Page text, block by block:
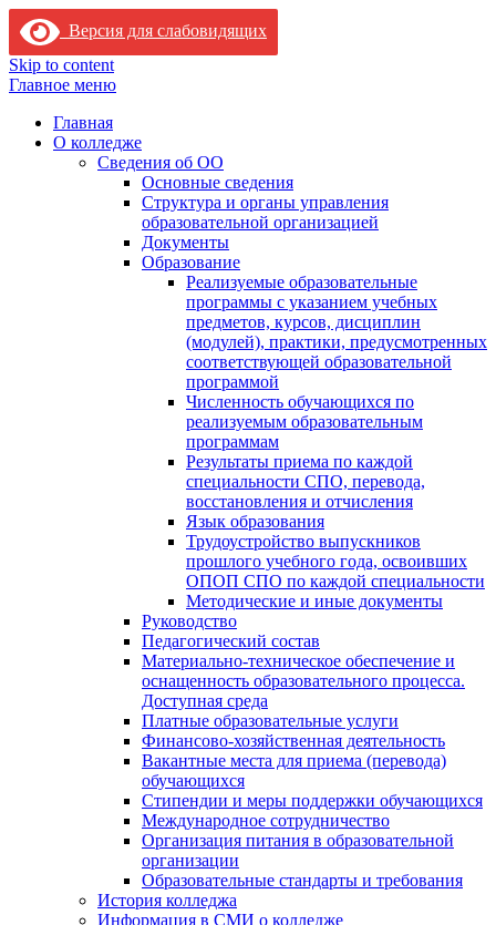
Версия для слабовидящих
Skip to content
Главное меню
Главная
О колледже
Сведения об ОО
Основные сведения
Структура и органы управления
образовательной организацией
Документы
Образование
Реализуемые образовательные
программы с указанием учебных
предметов, курсов, дисциплин
(модулей), практики, предусмотренных
соответствующей образовательной
программой
Численность обучающихся по
реализуемым образовательным
программам
Результаты приема по каждой
специальности СПО, перевода,
восстановления и отчисления
Язык образования
Трудоустройство выпускников
прошлого учебного года, освоивших
ОПОП СПО по каждой специальности
Методические и иные документы
Руководство
Педагогический состав
Материально-техническое обеспечение и
оснащенность образовательного процесса.
Доступная среда
Платные образовательные услуги
Финансово-хозяйственная деятельность
Вакантные места для приема (перевода)
обучающихся
Стипендии и меры поддержки обучающихся
Международное сотрудничество
Организация питания в образовательной
организации
Образовательные стандарты и требования
История колледжа
Информация в СМИ о колледже